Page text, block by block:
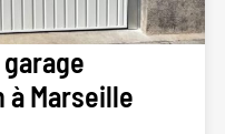
à Marseille